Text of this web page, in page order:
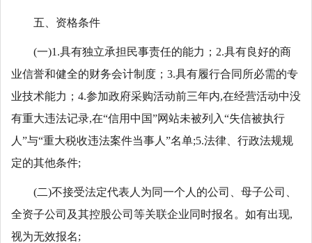
五、资格条件
(一)1.具有独立承担民事责任的能力；2.具有良好的商
业信誉和健全的财务会计制度；3.具有履行合同所必需的专
业技术能力；4.参加政府采购活动前三年内,在经营活动中没
有重大违法记录,在“信用中国”网站未被列入“失信被执行
人”与“重大税收违法案件当事人”名单;5.法律、行政法规规
定的其他条件;
(二)不接受法定代表人为同一个人的公司、母子公司、
全资子公司及其控股公司等关联企业同时报名。如有出现,
视为无效报名;